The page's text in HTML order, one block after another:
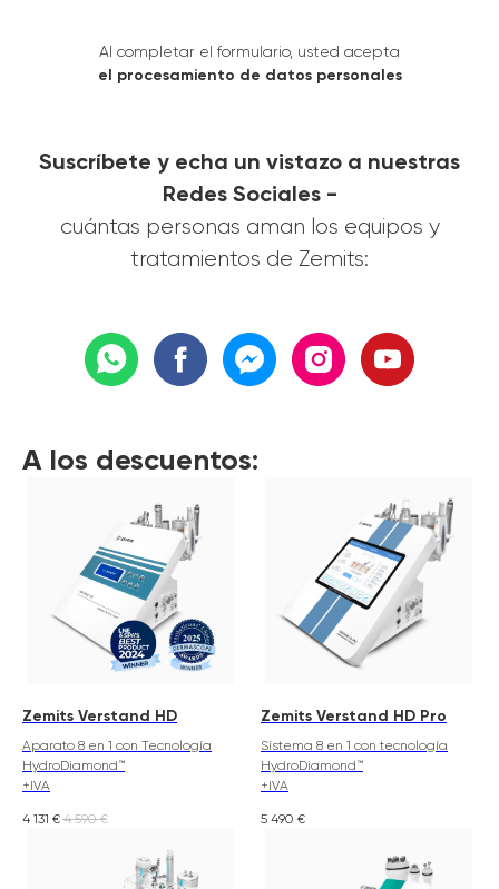
Al completar el formulario, usted acepta
el procesamiento de datos personales
Suscríbete y echa un vistazo a nuestras
Redes Sociales -
cuántas personas aman los equipos y
tratamientos de Zemits:
A los descuentos:
Zemits Verstand HD
Aparato 8 en 1 con Tecnología
HydroDiamond™
+IVA
4 131 € 4 590 €
Zemits Verstand HD Pro
Sistema 8 en 1 con tecnología
HydroDiamond™
+IVA
5 490 €